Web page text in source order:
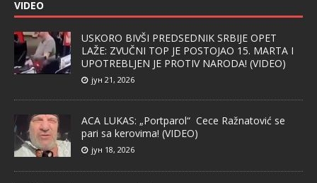
VIDEO
USKORO BIVŠI PREDSEDNIK SRBIJE OPET
LAŽE: ZVUČNI TOP JE POSTOJAO 15. MARTA I
UPOTREBLJEN JE PROTIV NARODA! (VIDEO)
јун 21, 2026
ACA LUKAS: „Portparol“ Cece Ražnatović se
pari sa kerovima! (VIDEO)
јун 18, 2026